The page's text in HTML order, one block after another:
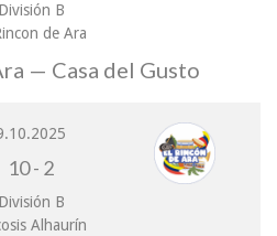
División B
de Ara
— Casa del Gusto
10- 2
División B
Alhaurín